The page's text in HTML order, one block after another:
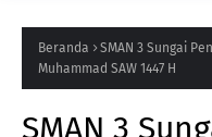
Beranda
SMAN 3 Sungai
Muhammad SAW 1447 H
SMAN 3